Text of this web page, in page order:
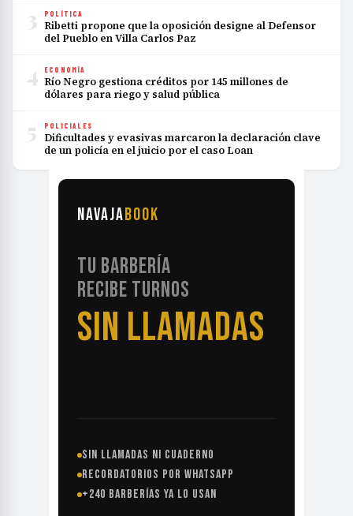
3 POLÍTICA
Ribetti propone que la oposición designe al Defensor
del Pueblo en Villa Carlos Paz
4 ECONOMÍA
Río Negro gestiona créditos por 145 millones de
dólares para riego y salud pública
5 POLICIALES
Dificultades y evasivas marcaron la declaración clave
de un policía en el juicio por el caso Loan
NAVAJABOOK
TU BARBERÍA
RECIBE TURNOS
SIN LLAMADAS
SIN LLAMADAS NI CUADERNO
RECORDATORIOS POR WHATSAPP
+240 BARBERÍAS YA LO USAN